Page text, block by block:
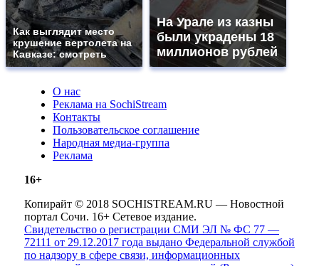
Как выглядит место
крушение вертолета на
Кавказе: смотреть
На Урале из казны
были украдены 18
миллионов рублей
О нас
Реклама на SochiStream
Контакты
Пользовательское соглашение
Народная медиа-группа
Реклама
16+
Копирайт © 2018 SOCHISTREAM.RU — Новостной
портал Сочи. 16+ Сетевое издание.
Свидетельство о регистрации СМИ ЭЛ № ФС 77 —
72111 от 29.12.2017 года выдано Федеральной службой
по надзору в сфере связи, информационных